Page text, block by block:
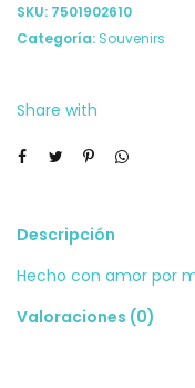
SKU: 7501902610
Categoría: Souvenirs
Share with
Descripción
Hecho con amor por
Valoraciones (0)